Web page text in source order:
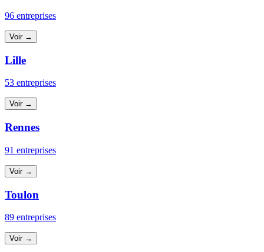
96 entreprises
Voir →
Lille
53 entreprises
Voir →
Rennes
91 entreprises
Voir →
Toulon
89 entreprises
Voir →